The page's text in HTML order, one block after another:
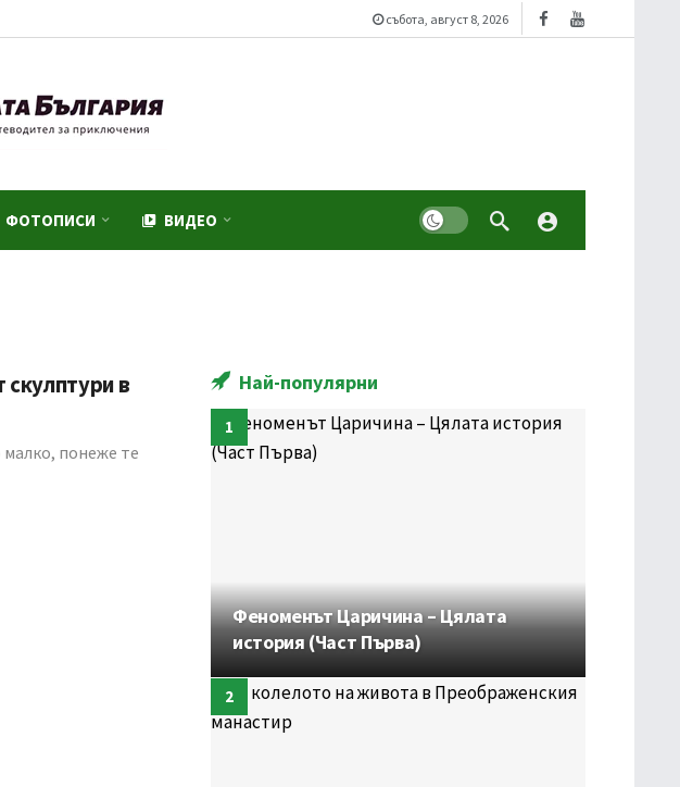
събота, август 8, 2026
ФОТОПИСИ ВИДЕО Dark mode
в
малко, понеже те
Най-популярни
Феноменът Царичина – Цялата
история (Част Първа)